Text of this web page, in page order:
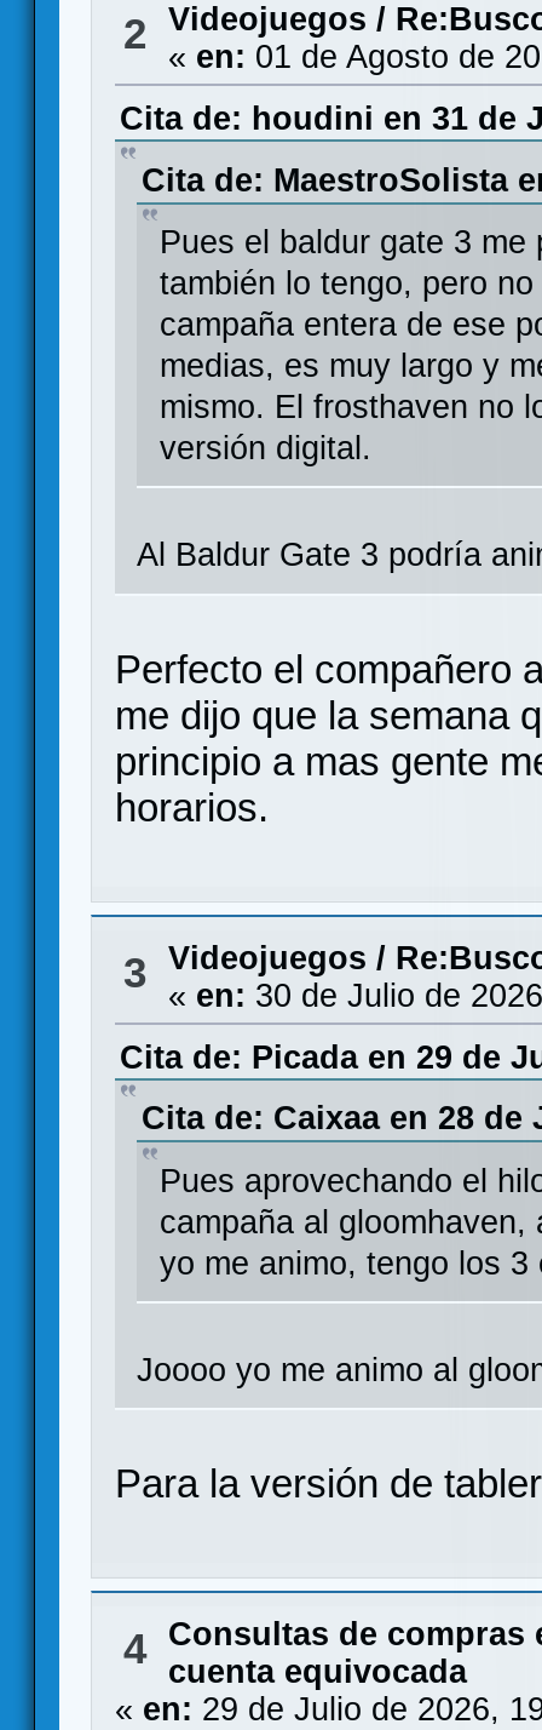
2 Videojuegos /
« en: 01 de Agosto de
Cita de: houdini en 31 de
Cita de: MaestroSolista
Pues el baldur gate 3 me
también lo tengo, pero
campaña entera de ese
medias, es muy largo y
mismo. El frosthaven no
versión digital.
Al Baldur Gate 3 podría
Perfecto el compañero
me dijo que la semana
principio a mas gente
horarios.
3 Videojuegos /
« en: 30 de Julio de
Cita de: Picada en 29 de
Cita de: Caixaa en 28 de
Pues aprovechando el
campaña al gloomhaven,
yo me animo, tengo los 3
Joooo yo me animo al
Para la versión de
4
Consultas de compras
cuenta equivocada
« en: 29 de Julio de 2026,